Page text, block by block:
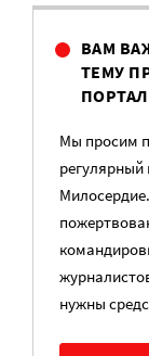
ВАМ
ТЕМУ
Мы просим
регулярный
нужны